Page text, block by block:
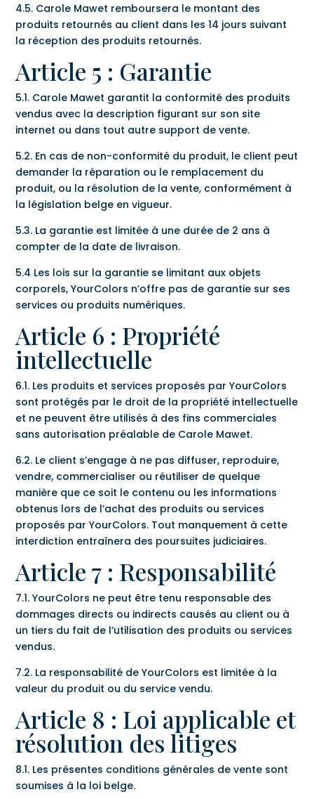
4.5. Carole Mawet remboursera le montant des
produits retournés au client dans les 14 jours suivant
la réception des produits retournés.
Article 5 : Garantie
5.1. Carole Mawet garantit la conformité des produits
vendus avec la description figurant sur son site
internet ou dans tout autre support de vente.
5.2. En cas de non-conformité du produit, le client peut
demander la réparation ou le remplacement du
produit, ou la résolution de la vente, conformément à
la législation belge en vigueur.
5.3. La garantie est limitée à une durée de 2 ans à
compter de la date de livraison.
5.4 Les lois sur la garantie se limitant aux objets
corporels, YourColors n’offre pas de garantie sur ses
services ou produits numériques.
Article 6 : Propriété
intellectuelle
6.1. Les produits et services proposés par YourColors
sont protégés par le droit de la propriété intellectuelle
et ne peuvent être utilisés à des fins commerciales
sans autorisation préalable de Carole Mawet.
6.2. Le client s’engage à ne pas diffuser, reproduire,
vendre, commercialiser ou réutiliser de quelque
manière que ce soit le contenu ou les informations
obtenus lors de l’achat des produits ou services
proposés par YourColors. Tout manquement à cette
interdiction entraînera des poursuites judiciaires.
Article 7 : Responsabilité
7.1. YourColors ne peut être tenu responsable des
dommages directs ou indirects causés au client ou à
un tiers du fait de l’utilisation des produits ou services
vendus.
7.2. La responsabilité de YourColors est limitée à la
valeur du produit ou du service vendu.
Article 8 : Loi applicable et
résolution des litiges
8.1. Les présentes conditions générales de vente sont
soumises à la loi belge.